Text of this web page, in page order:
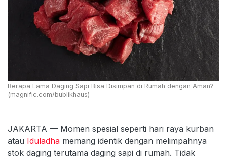
Berapa Lama Daging Sapi Bisa Disimpan di Rumah dengan Aman?
(magnific.com/bublikhaus)
JAKARTA — Momen spesial seperti hari raya kurban
atau Iduladha memang identik dengan melimpahnya
stok daging terutama daging sapi di rumah. Tidak